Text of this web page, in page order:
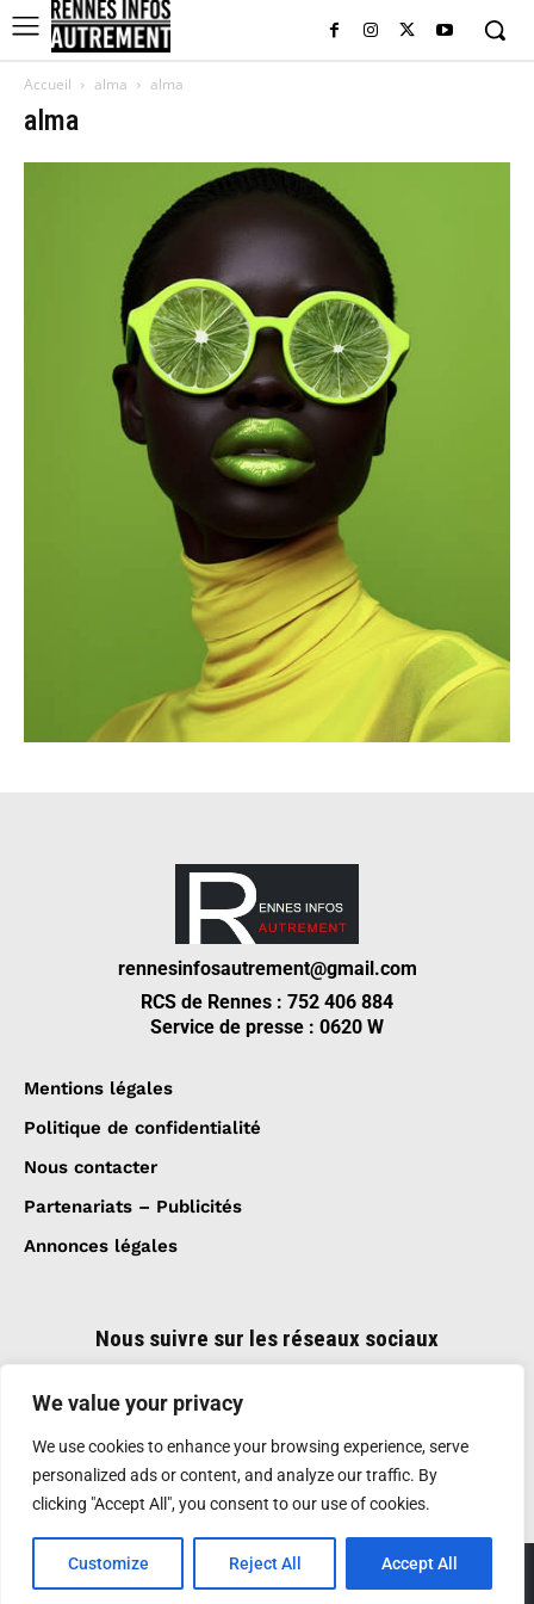
We value your privacy
We use cookies to enhance your browsing experience, serve
personalized ads or content, and analyze our traffic. By
clicking "Accept All", you consent to our use of cookies.
Customize Reject All Accept All
Accueil alma alma
alma
rennesinfosautrement@gmail.com
RCS de Rennes : 752 406 884
Service de presse : 0620 W
Mentions légales
Politique de confidentialité
Nous contacter
Partenariats – Publicités
Annonces légales
Nous suivre sur les réseaux sociaux
Création et réalisation :GDM-Pixel
, tous droits
réservés